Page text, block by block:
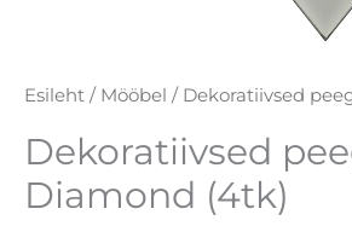
Esileht / Mööbel / Dekoratiivsed
Dekoratiivsed
Diamond (4tk)